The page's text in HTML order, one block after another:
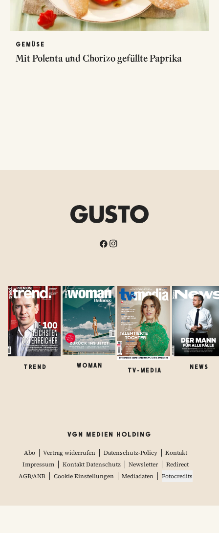
GEMÜSE
Mit Polenta und Chorizo gefüllte Paprika
TREND WOMAN
TV-MEDIA
NEWS
VGN MEDIEN HOLDING
Abo Vertrag widerrufen Datenschutz-Policy
Kontakt
Impressum
Kontakt Datenschutz Newsletter
Redirect
AGB/ANB
Cookie Einstellungen Mediadaten Fotocredits